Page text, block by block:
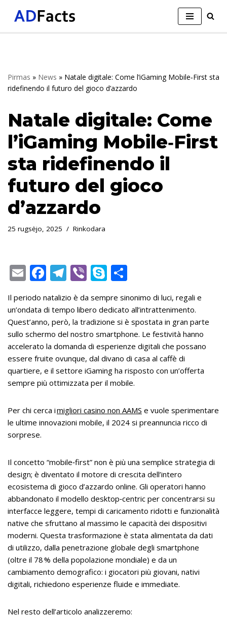
Pirmas » News » Natale digitale: Come l’iGaming Mobile‑First sta
ridefinendo il futuro del gioco d’azzardo
Natale digitale: Come
l’iGaming Mobile‑First
sta ridefinendo il
futuro del gioco
d’azzardo
25 rugsėjo, 2025 Rinkodara
E
m
ai
l
F
ac
e
b
o
o
k
T
el
e
gr
a
m
Vi
er
S
y
p
e
ar
e
Il periodo natalizio è da sempre sinonimo di luci, regali e
un’ondata di tempo libero dedicato all’intrattenimento.
Quest’anno, però, la tradizione si è spostata in gran parte
sullo schermo del nostro smartphone. Le festività hanno
accelerato la domanda di esperienze digitali che possano
essere fruite ovunque, dal divano di casa al caffè di
quartiere, e il settore iGaming ha risposto con un’offerta
sempre più ottimizzata per il mobile.
Per chi cerca imigliori casino non AAMS e vuole sperimentare
le ultime innovazioni mobile, il 2024 si preannuncia ricco di
sorprese.
Il concetto “mobile‑first” non è più una semplice strategia di
design; è diventato il motore di crescita dell’intero
ecosistema di gioco d’azzardo online. Gli operatori hanno
abbandonato il modello desktop‑centric per concentrarsi su
interfacce leggere, tempi di caricamento ridotti e funzionalità
native che sfruttano al massimo le capacità dei dispositivi
moderni. Questa trasformazione è stata alimentata da dati
di utilizzo, dalla penetrazione globale degli smartphone
(oltre il 78 % della popolazione mondiale) e da un
cambiamento demografico: i giocatori più giovani, nativi
digitali, richiedono esperienze fluide e immediate.
Nel resto dell’articolo analizzeremo: